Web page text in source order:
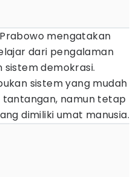
mengatakan
dari pengalaman
sistem demokrasi.
sistem yang mudah
tantangan, namun tetap
dimiliki umat manusia.